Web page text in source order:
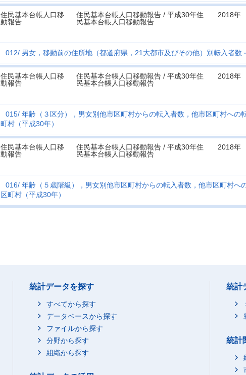
住民基本台帳人口移
動報告
住民基本台帳人口移動報告 / 平成30年住
民基本台帳人口移動報告
2018年
012 男女，移動前の住所地（都道府県，21大都市及びその他）別転入者数
住民基本台帳人口移
動報告
住民基本台帳人口移動報告 / 平成30年住
民基本台帳人口移動報告
2018年
015 年齢（３区分），男女別他市区町村からの転入者数，他市区町村への
町村（平成30年）
住民基本台帳人口移
動報告
住民基本台帳人口移動報告 / 平成30年住
民基本台帳人口移動報告
2018年
016 年齢（５歳階級），男女別他市区町村からの転入者数，他市区町村へ
区町村（平成30年）
統計データを探す
すべてから探す
データベースから探す
ファイルから探す
分野から探す
組織から探す
統計
統計